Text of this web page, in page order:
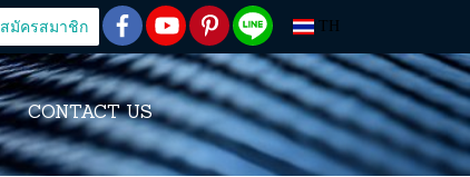
สมัครสมาชิก TH
CONTACT US